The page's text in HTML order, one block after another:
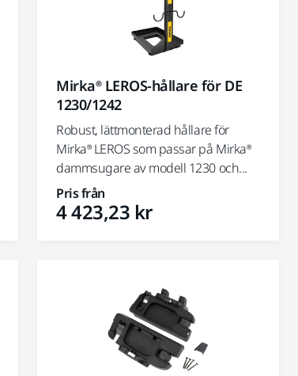
Mirka® LEROS-hållare för DE
1230/1242
Robust, lättmonterad hållare för
Mirka® LEROS som passar på Mirka®
dammsugare av modell 1230 och...
Pris från
4 423,23 kr